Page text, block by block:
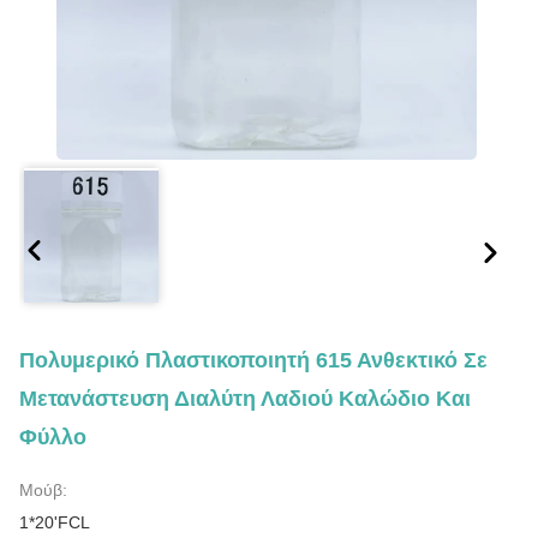
Πολυμερικό Πλαστικοποιητή 615 Ανθεκτικό Σε
Μετανάστευση Διαλύτη Λαδιού Καλώδιο Και
Φύλλο
Μούβ:
1*20'FCL